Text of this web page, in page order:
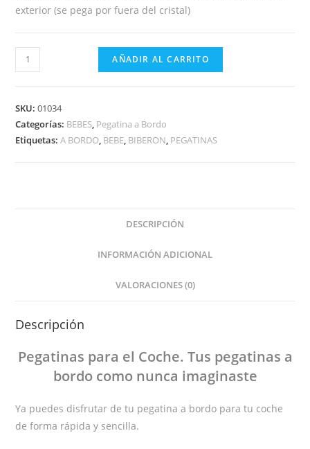
exterior (se pega por fuera del cristal)
BEBE
NIÑO
BIBERÓN
A
BORDO
AÑADIR AL CARRITO
SKU:01034
Categorías: BEBES, Pegatina a Bordo
Etiquetas:A BORDO, BEBE, BIBERON, PEGATINAS
DESCRIPCIÓN
INFORMACIÓN ADICIONAL
VALORACIONES (0)
Descripción
Pegatinas para el Coche. Tus pegatinas a
bordocomo nunca imaginaste
Ya puedes disfrutar de tu pegatina a bordo para tu coche
de forma rápida y sencilla.